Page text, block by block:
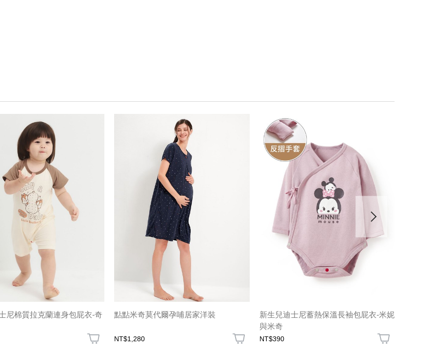
尼棉質拉克蘭連身包屁衣-奇 點點米奇莫代爾孕哺居家洋裝
NT$1,280
新生兒迪士尼蓄熱保溫長袖包屁衣-米妮
與米奇
NT$390